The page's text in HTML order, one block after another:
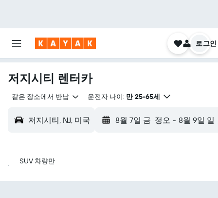
로그인
저지시티 렌터카
같은 장소에서 반납 운전자 나이: 만 25-65세
저지시티, NJ, 미국 8월 7일 금 정오 - 8월 9일 일
SUV 차량만